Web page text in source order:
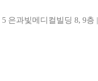
은과빛메디컬빌딩 8, 9층 |